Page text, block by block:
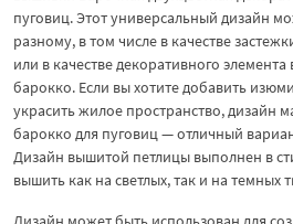
пуговиц. Этот универсальный дизайн
разному, в том числе в качестве
или в качестве декоративного элемента
барокко. Если вы хотите добавить
украсить жилое пространство, дизайн
барокко для пуговиц — отличный
Дизайн вышитой петлицы выполнен в
вышить как на светлых, так и на темных